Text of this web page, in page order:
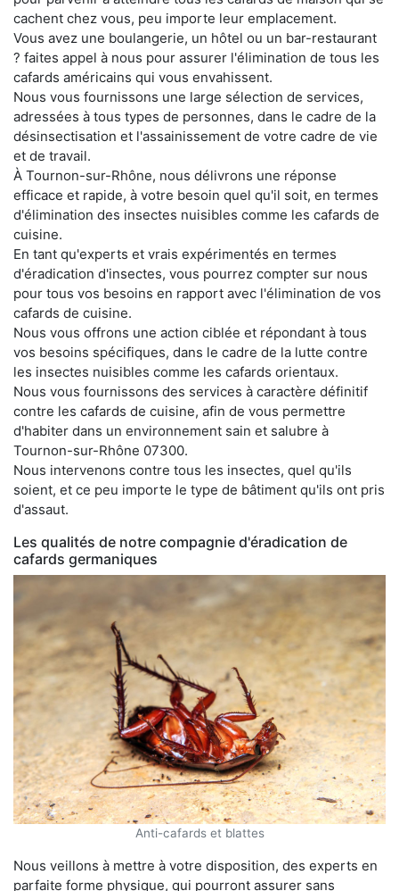
cachent chez vous, peu importe leur emplacement.
Vous avez une boulangerie, un hôtel ou un bar-restaurant
? faites appel à nous pour assurer l'élimination de tous les
cafards américains qui vous envahissent.
Nous vous fournissons une large sélection de services,
adressées à tous types de personnes, dans le cadre de la
désinsectisation et l'assainissement de votre cadre de vie
et de travail.
À Tournon-sur-Rhône, nous délivrons une réponse
efficace et rapide, à votre besoin quel qu'il soit, en termes
d'élimination des insectes nuisibles comme les cafards de
cuisine.
En tant qu'experts et vrais expérimentés en termes
d'éradication d'insectes, vous pourrez compter sur nous
pour tous vos besoins en rapport avec l'élimination de vos
cafards de cuisine.
Nous vous offrons une action ciblée et répondant à tous
vos besoins spécifiques, dans le cadre de la lutte contre
les insectes nuisibles comme les cafards orientaux.
Nous vous fournissons des services à caractère définitif
contre les cafards de cuisine, afin de vous permettre
d'habiter dans un environnement sain et salubre à
Tournon-sur-Rhône 07300.
Nous intervenons contre tous les insectes, quel qu'ils
soient, et ce peu importe le type de bâtiment qu'ils ont pris
d'assaut.
Les qualités de notre compagnie d'éradication de
cafards germaniques
Anti-cafards et blattes
Nous veillons à mettre à votre disposition, des experts en
parfaite forme physique, qui pourront assurer sans